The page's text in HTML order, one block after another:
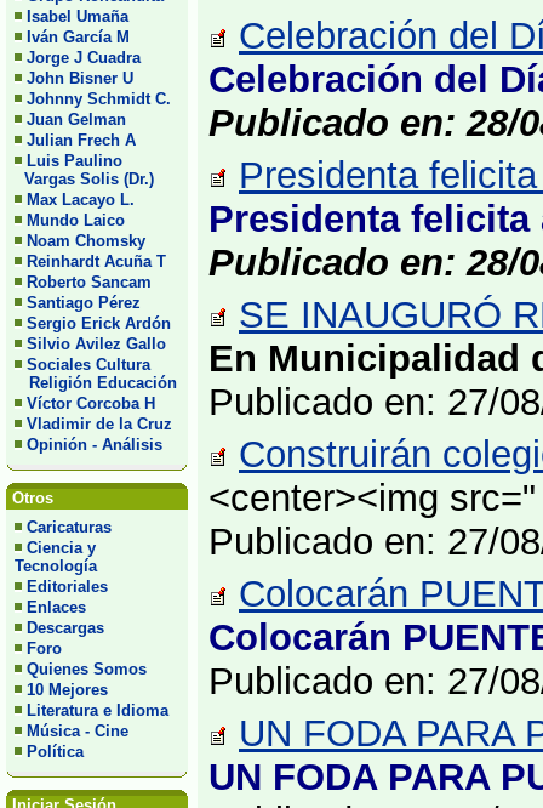
Isabel Umaña
Iván García M
Jorge J Cuadra
John Bisner U
Johnny Schmidt C.
Juan Gelman
Julian Frech A
Luis Paulino
Vargas Solis (Dr.)
Max Lacayo L.
Mundo Laico
Noam Chomsky
Reinhardt Acuña T
Roberto Sancam
Santiago Pérez
Sergio Erick Ardón
Silvio Avilez Gallo
Sociales Cultura
Religión Educación
Víctor Corcoba H
Vladimir de la Cruz
Opinión - Análisis
Otros
Caricaturas
Ciencia y
Tecnología
Editoriales
Enlaces
Descargas
Foro
Quienes Somos
10 Mejores
Literatura e Idioma
Música - Cine
Política
Celebración del
Celebración del
Publicado en: 28/
Presidenta
Presidenta
Publicado en: 28/
SE INAUGURÓ
En Municipalidad
Publicado en: 27/
Construirán
<center><img
Publicado en: 27/
Colocarán
Colocarán
Publicado en: 27/
UN FODA PARA
UN FODA PARA